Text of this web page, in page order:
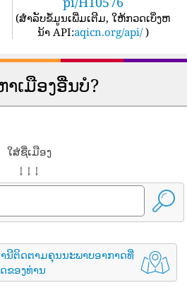
(ສໍາລັບຂໍ້ມູນເພີ່ມເຕີມ, ໃຫ້ກວດເບິ່ງຫ
ນ້າ API:aqicn.org/api/ )
ເມືອງອື່ນບໍ?
ໃສ່ຊື່ເມືອງ
↓ ↓ ↓
ນີຕິດຕາມຄຸນນະພາບອາກາດທີ່
ຂອງທ່ານ